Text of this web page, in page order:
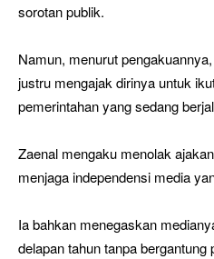
sorotan publik.
Namun, menurut
justru mengajak dirinya untuk
pemerintahan yang sedang
Zaenal mengaku menolak
menjaga independensi media
Ia bahkan menegaskan
delapan tahun tanpa